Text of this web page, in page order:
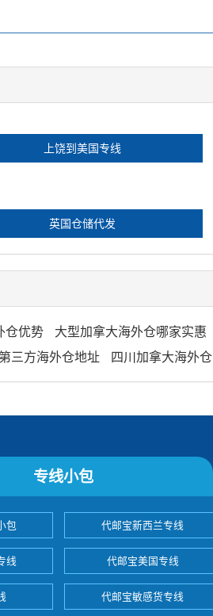
上饶到美国专线
英国仓储代发
仓优势 大型加拿大海外仓哪家实惠
三方海外仓地址 四川加拿大海外仓
专线小包
包 代邮宝新西兰专线
线 代邮宝美国专线
代邮宝敏感货专线